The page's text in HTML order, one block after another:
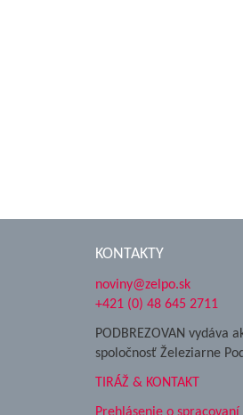
KONTAKTY
noviny@zelpo.sk
+421 (0) 48 645 2711
PODBREZOVAN vydáva
spoločnosť Železiarne
TIRÁŽ & KONTAKT